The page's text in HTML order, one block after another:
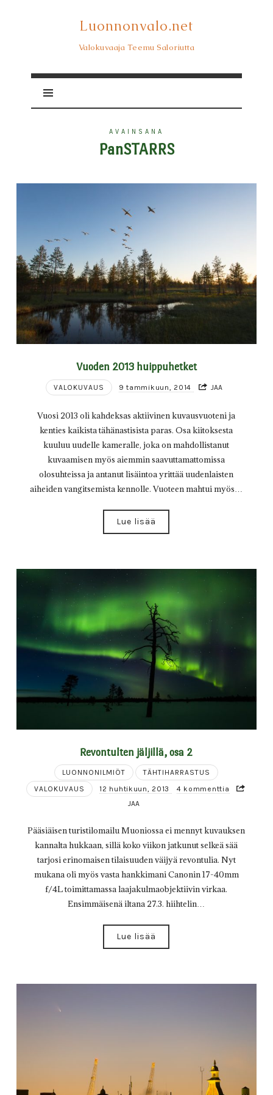
Luonnonvalo.net
Luonnonvalo.net
Valokuvaaja Teemu Saloriutta
AVAINSANA
PanSTARRS
Vuoden 2013 huippuhetket
VALOKUVAUS 9 tammikuun, 2014 JAA
Vuosi 2013 oli kahdeksas aktiivinen kuvausvuoteni ja
kenties kaikista tähänastisista paras. Osa kiitoksesta
kuuluu uudelle kameralle, joka on mahdollistanut
kuvaamisen myös aiemmin saavuttamattomissa
olosuhteissa ja antanut lisäintoa yrittää uudenlaisten
aiheiden vangitsemista kennolle. Vuoteen mahtui myös…
Lue lisää
Revontulten jäljillä, osa 2
LUONNONILMIÖT
TÄHTIHARRASTUS
VALOKUVAUS
12 huhtikuun, 2013
4 kommenttia
JAA
Pääsiäisen turistilomailu Muoniossa ei mennyt kuvauksen
kannalta hukkaan, sillä koko viikon jatkunut selkeä sää
tarjosi erinomaisen tilaisuuden väijyä revontulia. Nyt
mukana oli myös vasta hankkimani Canonin 17-40mm
f/4L toimittamassa laajakulmaobjektiivin virkaa.
Ensimmäisenä iltana 27.3. hiihtelin…
Lue lisää